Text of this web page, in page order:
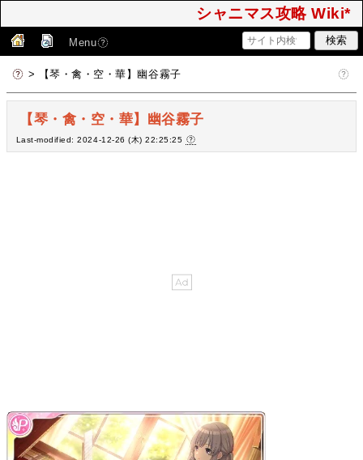
シャニマス攻略 Wiki*
Menu
> 【琴・禽・空・華】幽谷霧子
【琴・禽・空・華】幽谷霧子
Last-modified: 2024-12-26 (木) 22:25:25